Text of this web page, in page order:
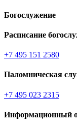
Богослужение
Расписание
+7 495 151 2580
Паломническая
+7 495 023 2315
Информационный